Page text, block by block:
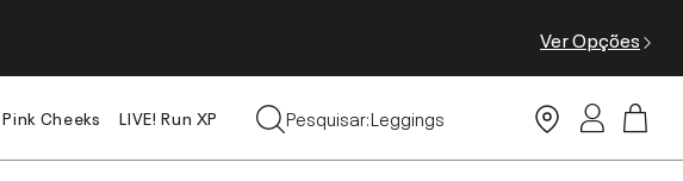
Ver Opções
Pink Cheeks LIVE! Run XP
Pesquisar:
Tops
Leggings